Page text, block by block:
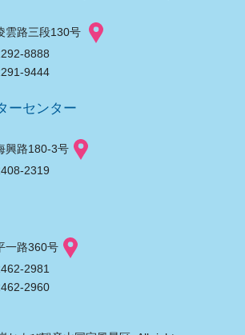
雲路三段130号
8888
9444
ーセンター
興路180-3号
2319
一路360号
2981
2960